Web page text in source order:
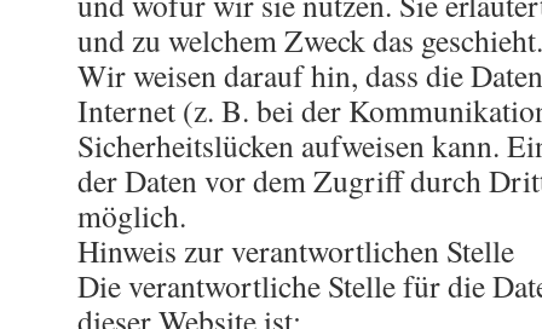
und zu welchem Zweck das geschieht.
Wir weisen darauf hin, dass die
Internet (z. B. bei der
Sicherheitslücken aufweisen kann.
der Daten vor dem Zugriff durch
möglich.
Hinweis zur verantwortlichen Stelle
Die verantwortliche Stelle für die
dieser Website ist: